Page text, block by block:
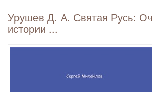
Урушев Д. А. Святая Русь:
истории ...